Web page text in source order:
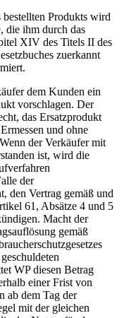
Produkts wird
die ihm durch das
XIV des Titels II des
zuerkannt
dem Kunden ein
vorschlagen. Der
das Ersatzprodukt
und ohne
der Verkäufer mit
ist, wird die
der
den Vertrag gemäß und
61, Absätze 4 und 5
Macht der
gemäß
WP diesen Betrag
einer Frist von
ab dem Tag der
mit der gleichen